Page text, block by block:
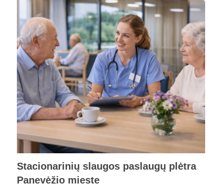
Stacionarinių slaugos paslaugų plėtra
Panevėžio mieste